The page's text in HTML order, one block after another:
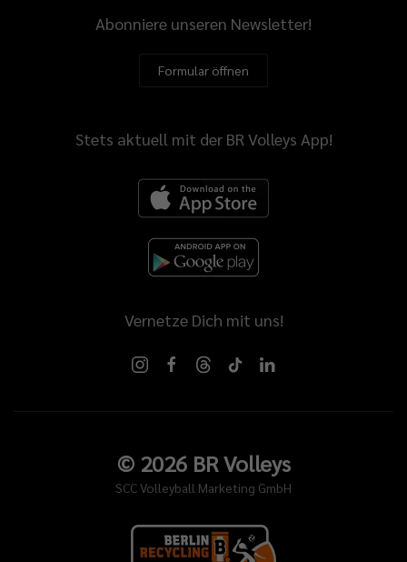
Abonniere unseren Newsletter!
Formular öffnen
Stets aktuell mit der BR Volleys App!
Vernetze Dich mit uns!
© 2026BR Volleys
SCC Volleyball Marketing GmbH